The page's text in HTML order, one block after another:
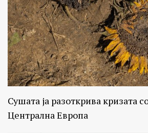
Сушата ја разоткрива кризата
Централна Европа